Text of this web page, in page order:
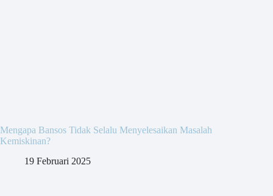
Mengapa Bansos Tidak Selalu Menyelesaikan Masalah
Kemiskinan?
19 Februari 2025